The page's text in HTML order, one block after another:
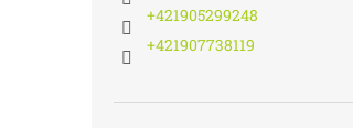
+421905299248
+421907738119